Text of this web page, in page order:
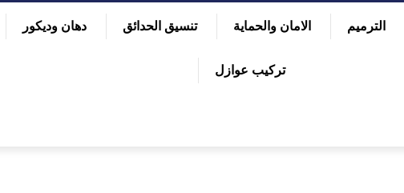
الترميم الامان والحماية تنسيق الحدائق دهان وديكور
تركيب عوازل